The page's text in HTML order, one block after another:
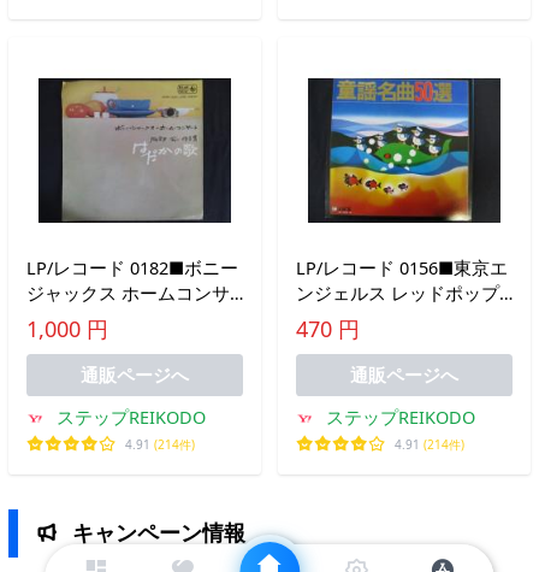
LP/レコード 0182■ボニー
ジャックス ホームコンサ
ート はだかの歌 服部公一
作品集/SKK68
1,000 円
通販ページへ
ステップREIKODO
4.91 (214件)
LP/レコード 0156■東京エ
ンジェルス レッドポップ
スオーケストラ/童謡名曲
50選/2LP/JW1010B
470 円
通販ページへ
ステップREIKODO
4.91 (214件)
キャンペーン情報